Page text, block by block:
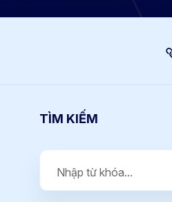
TÌM KIẾM